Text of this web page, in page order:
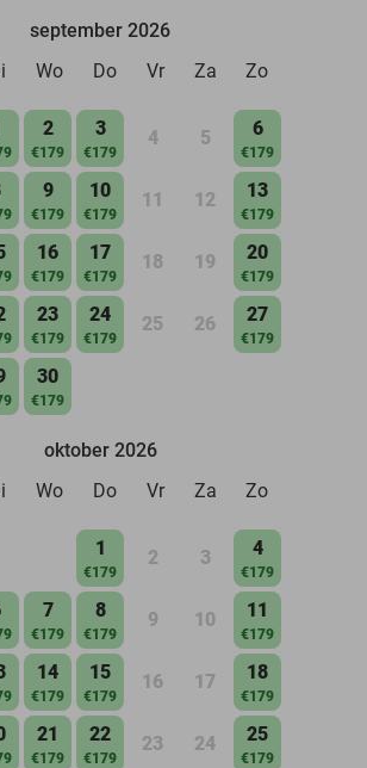
september 2026
Wo Do Vr Za Zo
2
€179
3
€179
4 5 6
€179
9
€179
10
€179
11 12 13
€179
16
€179
17
€179
18 19 20
€179
23
€179
24
€179
25 26 27
€179
30
€179
oktober 2026
Wo Do Vr Za Zo
1
€179
2 3 4
€179
7
€179
8
€179
9 10 11
€179
14
€179
15
€179
16 17 18
€179
21
€179
22
€179
23 24 25
€179